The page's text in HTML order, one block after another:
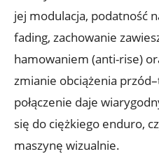
jej modulacja, podatność
fading, zachowanie
hamowaniem (anti-rise)
zmianie obciążenia
połączenie daje
się do ciężkiego enduro,
maszynę wizualnie.